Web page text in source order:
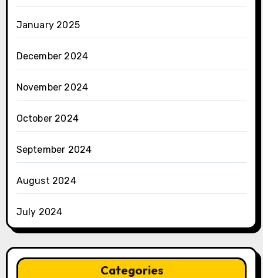
January 2025
December 2024
November 2024
October 2024
September 2024
August 2024
July 2024
Categories